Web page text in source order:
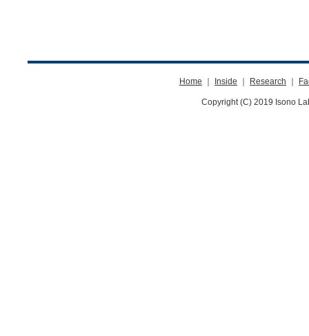
Home ｜ Inside ｜ Research ｜
Copyright (C) 2019 Isono